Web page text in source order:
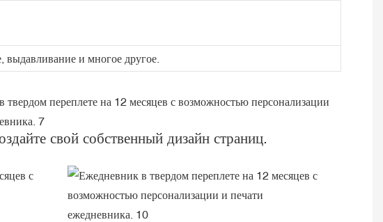
выдавливание и многое другое.
свой собственный дизайн страниц.